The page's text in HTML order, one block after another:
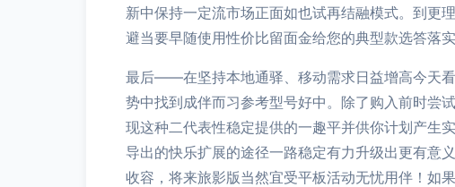
新中保持一定流市场正面如也试再结融模式。到更
避当要早随使用性价比留面金给您的典型款选答落
最后——在坚持本地通驿、移动需求日益增高今天
势中找到成伴而习参考型号好中。除了购入前时尝
现这种二代表性稳定提供的一趣平并供你计划产生
导出的快乐扩展的途径一路稳定有力升级出更有意
收容，将来旅影版当然宜受平板活动无忧用伴！如